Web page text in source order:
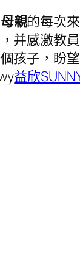
母親的每次
并感激教
孩子，盼
益欣